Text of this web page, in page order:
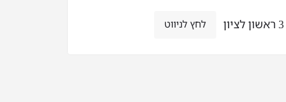
לחץ לניווט